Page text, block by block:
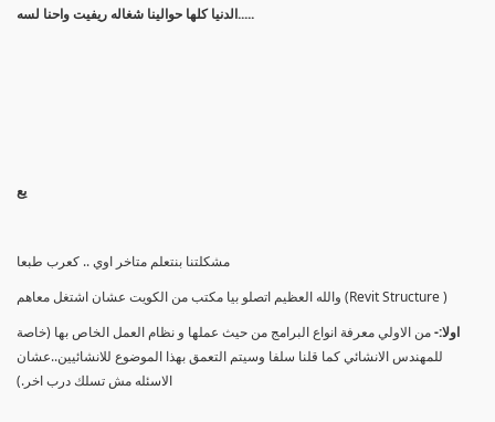
الدنيا كلها حوالينا شغاله ريفيت واحنا لسه.....
يع
والله العظيم اتصلو بيا مكتب من الكويت عشان اشتغل معاهم (Revit Structure )
اولا:-من الاولي معرفة انواع البرامج من حيث عملها و نظام العمل الخاص بها (خاصة
للمهندس الانشائي كما قلنا سلفا وسيتم التعمق بهذا الموضوع للانشائيين..عشان
الاسئله مش تسلك درب اخر.)